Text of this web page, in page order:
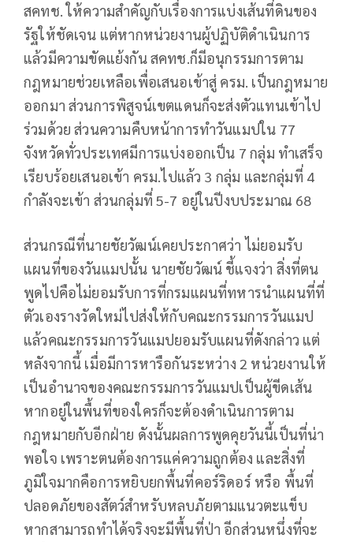
สคทช. ให้ความสำคัญกับเรื่องการแบ่งเส้นที่ดินของ
รัฐให้ชัดเจน แต่หากหน่วยงานผู้ปฏิบัติดำเนินการ
แล้วมีความขัดแย้งกัน สคทช.ก็มีอนุกรรมการตาม
กฎหมายช่วยเหลือเพื่อเสนอเข้าสู่ ครม. เป็นกฎหมาย
ออกมา ส่วนการพิสูจน์เขตแดนก็จะส่งตัวแทนเข้าไป
ร่วมด้วย ส่วนความคืบหน้าการทำวันแมปใน 77
จังหวัดทั่วประเทศมีการแบ่งออกเป็น 7 กลุ่ม ทำเสร็จ
เรียบร้อยเสนอเข้า ครม.ไปแล้ว 3 กลุ่ม และกลุ่มที่ 4
กำลังจะเข้า ส่วนกลุ่มที่ 5-7 อยู่ในปีงบประมาณ 68
ส่วนกรณีที่นายชัยวัฒน์เคยประกาศว่า ไม่ยอมรับ
แผนที่ของวันแมปนั้น นายชัยวัฒน์ ชี้แจงว่า สิ่งที่ตน
พูดไปคือไม่ยอมรับการที่กรมแผนที่ทหารนำแผนที่ที่
ตัวเองรางวัดใหม่ไปส่งให้กับคณะกรรมการวันแมป
แล้วคณะกรรมการวันแมปยอมรับแผนที่ดังกล่าว แต่
หลังจากนี้ เมื่อมีการหารือกันระหว่าง 2 หน่วยงานให้
เป็นอำนาจของคณะกรรมการวันแมปเป็นผู้ขีดเส้น
หากอยู่ในพื้นที่ของใครก็จะต้องดำเนินการตาม
กฎหมายกับอีกฝ่าย ดังนั้นผลการพูดคุยวันนี้เป็นที่น่า
พอใจ เพราะตนต้องการแค่ความถูกต้อง และสิ่งที่
ภูมิใจมากคือการหยิบยกพื้นที่คอร์ริดอร์ หรือ พื้นที่
ปลอดภัยของสัตว์สำหรับหลบภัยตามแนวตะแข็บ
หากสามารถทำได้จริงจะมีพื้นที่ป่า อีกส่วนหนึ่งที่จะ